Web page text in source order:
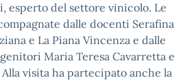
esperto del settore vinicolo. Le
dalle docenti Serafina
e La Piana Vincenza e dalle
Maria Teresa Cavarretta e
visita ha partecipato anche la